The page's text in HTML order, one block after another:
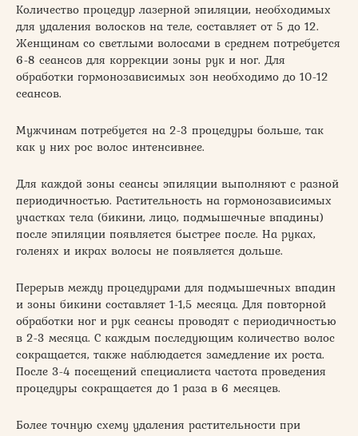
Количество процедур лазерной эпиляции, необходимых
для удаления волосков на теле, составляет от 5 до 12.
Женщинам со светлыми волосами в среднем потребуется
6-8 сеансов для коррекции зоны рук и ног. Для
обработки гормонозависимых зон необходимо до 10-12
сеансов.
Мужчинам потребуется на 2-3 процедуры больше, так
как у них рос волос интенсивнее.
Для каждой зоны сеансы эпиляции выполняют с разной
периодичностью. Растительность на гормонозависимых
участках тела (бикини, лицо, подмышечные впадины)
после эпиляции появляется быстрее после. На руках,
голенях и икрах волосы не появляется дольше.
Перерыв между процедурами для подмышечных впадин
и зоны бикини составляет 1-1,5 месяца. Для повторной
обработки ног и рук сеансы проводят с периодичностью
в 2-3 месяца. С каждым последующим количество волос
сокращается, также наблюдается замедление их роста.
После 3-4 посещений специалиста частота проведения
процедуры сокращается до 1 раза в 6 месяцев.
Более точную схему удаления растительности при